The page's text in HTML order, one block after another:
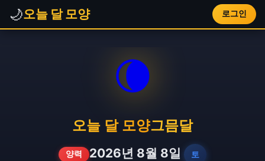
🌙오늘 달 모양 로그인
🌘
오늘 달 모양그믐달
양력 2026년 8월 8일 토